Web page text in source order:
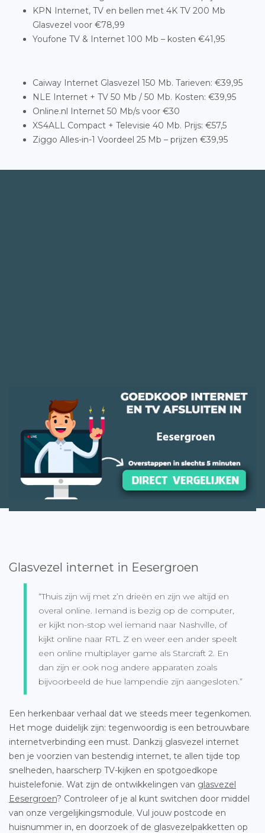
KPN Internet, TV en bellen met 4K TV 200 Mb
Glasvezel voor €78,99
Youfone TV & Internet 100 Mb – kosten €41,95
Caiway Internet Glasvezel 150 Mb. Tarieven: €39,95
NLE Internet + TV 50 Mb / 50 Mb. Kosten: €39,95
Online.nl Internet 50 Mb/s voor €30
XS4ALL Compact + Televisie 40 Mb. Prijs: €57,5
Ziggo Alles-in-1 Voordeel 25 Mb – prijzen €39,95
Glasvezel internet in Eesergroen
“Thuis zijn wij met z’n drieën en zijn we altijd en
overal online. Iemand is bezig op de computer,
er kijkt non-stop wel iemand naar Nashville, of
kijkt online naar RTL Z en weer een ander speelt
een online multiplayer game als Starcraft 2. En
dan zijn er ook nog andere apparaten zoals
bijvoorbeeld de hue lampendie zijn aangesloten.”
Een herkenbaar verhaal dat we steeds meer tegenkomen.
Het moge duidelijk zijn: tegenwoordig is een betrouwbare
internetverbinding een must. Dankzij glasvezel internet
ben je voorzien van bestendig internet, te allen tijde top
snelheden, haarscherp TV-kijken en spotgoedkope
huistelefonie. Wat zijn de ontwikkelingen van glasvezel
Eesergroen? Controleer of je al kunt switchen door middel
van onze vergelijkingsmodule. Vul jouw postcode en
huisnummer in, en doorzoek of de glasvezelpakketten op